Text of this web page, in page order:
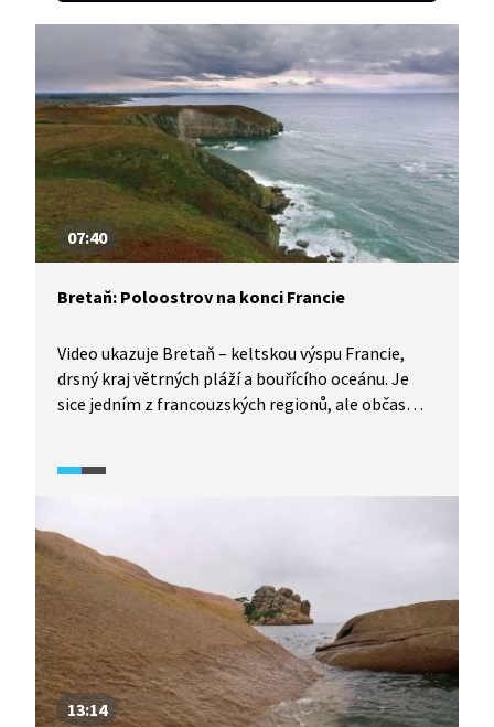
07:40
Bretaň: Poloostrov na konci Francie
Video ukazuje Bretaň – keltskou výspu Francie,
drsný kraj větrných pláží a bouřícího oceánu. Je
sice jedním z francouzských regionů, ale občas
13:14